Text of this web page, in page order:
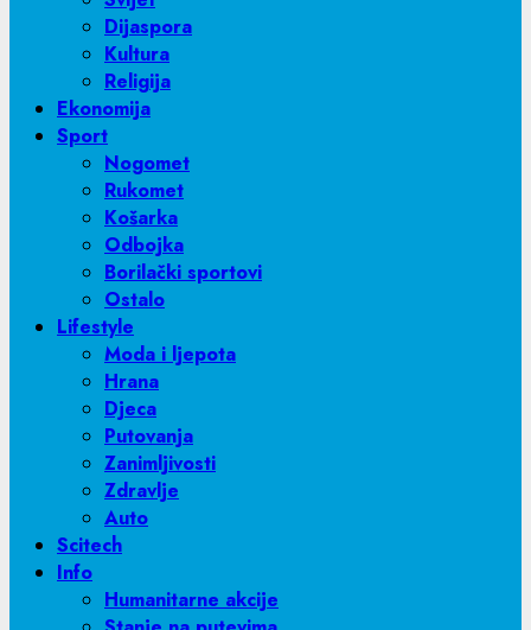
Dijaspora
Kultura
Religija
Ekonomija
Sport
Nogomet
Rukomet
Košarka
Odbojka
Borilački sportovi
Ostalo
Lifestyle
Moda i ljepota
Hrana
Djeca
Putovanja
Zanimljivosti
Zdravlje
Auto
Scitech
Info
Humanitarne akcije